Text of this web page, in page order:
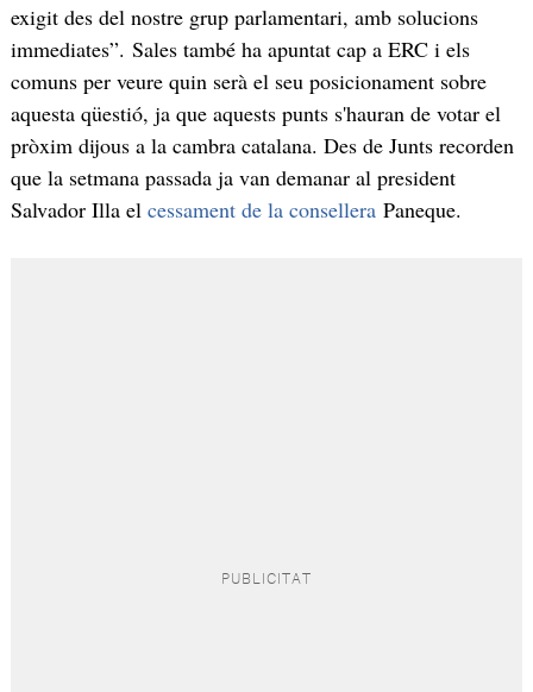
exigit des del nostre grup parlamentari, amb solucions
immediates”. Sales també ha apuntat cap a ERC i els
comuns per veure quin serà el seu posicionament sobre
aquesta qüestió, ja que aquests punts s'hauran de votar el
pròxim dijous a la cambra catalana. Des de Junts recorden
que la setmana passada ja van demanar al president
Salvador Illa el cessament de la conselleraPaneque.